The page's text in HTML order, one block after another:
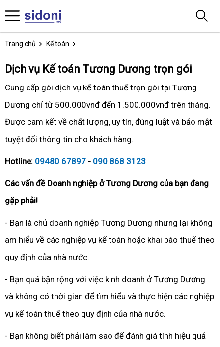
Trang chủ Kế toán
Dịch vụ Kế toán Tương Dương trọn gói
Cung cấp gói dịch vụ kế toán thuế trọn gói tại Tương
Dương chỉ từ 500.000vnđ đến 1.500.000vnđ trên tháng.
Được cam kết về chất lượng, uy tín, đúng luật và bảo mật
tuyệt đối thông tin cho khách hàng.
Hotline: 09480 67897 - 090 868 3123
Các vấn đề Doanh nghiệp ở Tương Dương của bạn đang
gặp phải!
- Bạn là chủ doanh nghiệp Tương Dương nhưng lại không
am hiểu về các nghiệp vụ kế toán hoặc khai báo thuế theo
quy định của nhà nước.
- Bạn quá bận rộng với việc kinh doanh ở Tương Dương
và không có thời gian để tìm hiểu và thực hiện các nghiệp
vụ kế toán thuế theo quy định của nhà nước.
- Bạn không biết phải làm sao để đánh giá tính hiệu quả